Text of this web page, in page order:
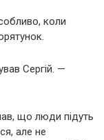
коли
Сергій. —
що люди підуть
але не